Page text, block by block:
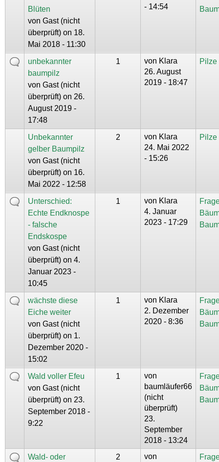
Blüten
von Gast (nicht
überprüft) on 18.
Mai 2018 - 11:30
- 14:54
unbekannter
baumpilz
von Gast (nicht
überprüft) on 26.
August 2019 -
17:48
1 von Klara
26. August
2019 - 18:47
Pilze
Unbekannter
gelber Baumpilz
von Gast (nicht
überprüft) on 16.
Mai 2022 - 12:58
2 von Klara
24. Mai 2022
- 15:26
Pilze
Unterschied:
Echte Endknospe
- falsche
Endskospe
von Gast (nicht
überprüft) on 4.
Januar 2023 -
10:45
1 von Klara
4. Januar
2023 - 17:29
wächste diese
Eiche weiter
von Gast (nicht
überprüft) on 1.
Dezember 2020 -
15:02
1 von Klara
2. Dezember
2020 - 8:36
Wald voller Efeu
von Gast (nicht
überprüft) on 23.
September 2018 -
9:22
1
von
baumläufer66
(nicht
überprüft)
23.
September
2018 - 13:24
Wald- oder
2
von